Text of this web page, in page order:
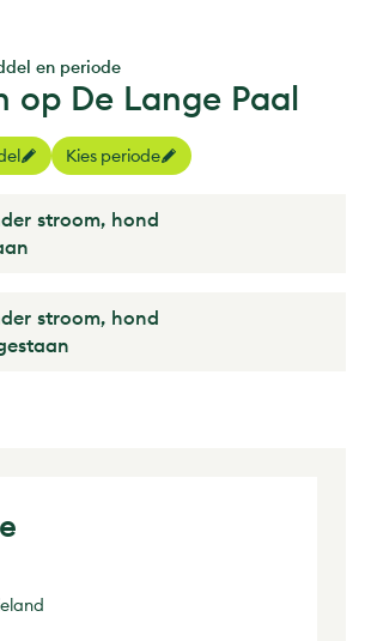
en periode
op De Lange Paal
Kies periode
stroom, hond
stroom, hond